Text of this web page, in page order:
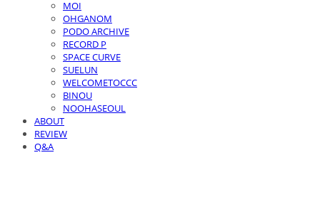
MOI
OHGANOM
PODO ARCHIVE
RECORD P
SPACE CURVE
SUELUN
WELCOMETOCCC
BINOU
NOOHASEOUL
ABOUT
REVIEW
Q&A